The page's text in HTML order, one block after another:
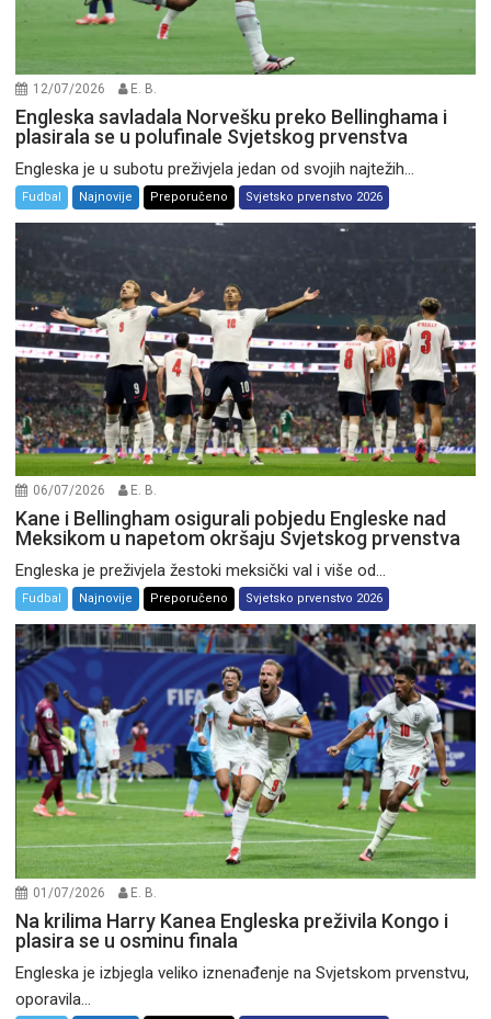
12/07/2026 E. B.
Engleska savladala Norvešku preko Bellinghama i
plasirala se u polufinale Svjetskog prvenstva
Engleska je u subotu preživjela jedan od svojih najtežih...
Fudbal Najnovije Preporučeno Svjetsko prvenstvo 2026
06/07/2026 E. B.
Kane i Bellingham osigurali pobjedu Engleske nad
Meksikom u napetom okršaju Svjetskog prvenstva
Engleska je preživjela žestoki meksički val i više od...
Fudbal Najnovije Preporučeno Svjetsko prvenstvo 2026
01/07/2026 E. B.
Na krilima Harry Kanea Engleska preživila Kongo i
plasira se u osminu finala
Engleska je izbjegla veliko iznenađenje na Svjetskom prvenstvu,
oporavila...